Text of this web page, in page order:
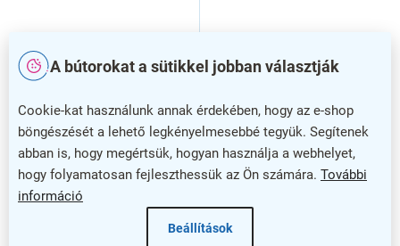
A bútorokat a sütikkel jobban választják
Cookie-kat használunk annak érdekében, hogy az e-shop
böngészését a lehető legkényelmesebbé tegyük. Segítenek
abban is, hogy megértsük, hogyan használja a webhelyet,
hogy folyamatosan fejleszthessük az Ön számára. További
információ
Beállítások
SimpleOffice asztal 160 x
80 cm, világos tölgy /
SimpleOffice asztal 180 x
80 cm, cseresznye